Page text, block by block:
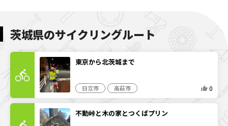
茨城県のサイクリングルート
東京から北茨城まで
日立市 高萩市 0
不動峠と木の家とつくばプリン